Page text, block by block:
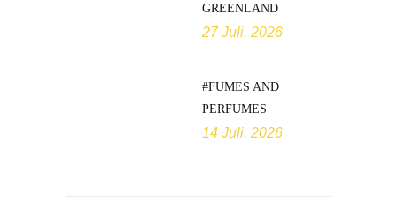
GREENLAND
27 Juli, 2026
#FUMES AND
PERFUMES
14 Juli, 2026